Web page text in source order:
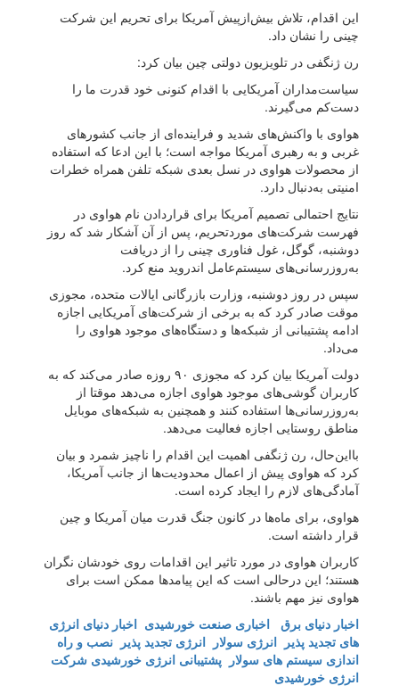
این اقدام، تلاش بیش‌از‌پیش آمریکا برای تحریم این شرکت
چینی را نشان داد.
رن ژنگفی در تلویزیون دولتی چین بیان کرد:
سیاست‌مداران آمریکایی با اقدام کنونی خود قدرت ما‌ را
دست‌کم می‌گیرند.
هواوی با واکنش‌های شدید و فراینده‌ای از جانب کشورهای
غربی و به رهبری آمریکا مواجه است؛ با این ادعا که استفاده
از محصولات هواوی در نسل بعدی شبکه تلفن همراه خطرات
امنیتی به‌دنبال دارد.
نتایج احتمالی تصمیم آمریکا برای قراردادن نام هواوی در
فهرست شرکت‌های موردتحریم، پس از آن آشکار شد که روز
دوشنبه، گوگل، غول فناوری چینی را از دریافت
به‌روزرسانی‌های سیستم‌عامل اندروید منع کرد.
سپس در روز دوشنبه، وزارت بازرگانی ایالات متحده، مجوزی
موقت صادر کرد که به برخی از شرکت‌های آمریکایی اجازه
ادامه پشتیبانی از شبکه‌ها و دستگاه‌های موجود هواوی را
می‌داد.
دولت آمریکا بیان کرد که مجوزی ۹۰ روزه صادر می‌کند که به
کاربران گوشی‌های موجود هواوی اجازه می‌دهد موقتا از
به‌روزرسانی‌ها استفاده کنند و همچنین به شبکه‌های موبایل
مناطق روستایی اجازه فعالیت می‌دهد.
بااین‌حال، رن ژنگفی اهمیت این اقدام را ناچیز شمرد و بیان
کرد که هواوی پیش از اعمال محدودیت‌ها از جانب آمریکا،
آمادگی‌های لازم را ایجاد کرده است.
هواوی، برای ما‌ه‌ها در کانون جنگ قدرت میان آمریکا و چین
قرار داشته است.
کاربران هواوی در مورد تاثیر این اقدامات روی خودشان نگران
هستند؛ این درحالی است که این پیامدها ممکن است برای
هواوی نیز مهم باشند.
اخبار دنیای برق اخباری صنعت خورشیدی اخبار دنیای انرژی
های تجدید پذیر انرژی سولار انرژی تجدید پذیر نصب و راه
اندازی سیستم های سولار پشتیبانی انرژی خورشیدی شرکت
انرژی خورشیدی